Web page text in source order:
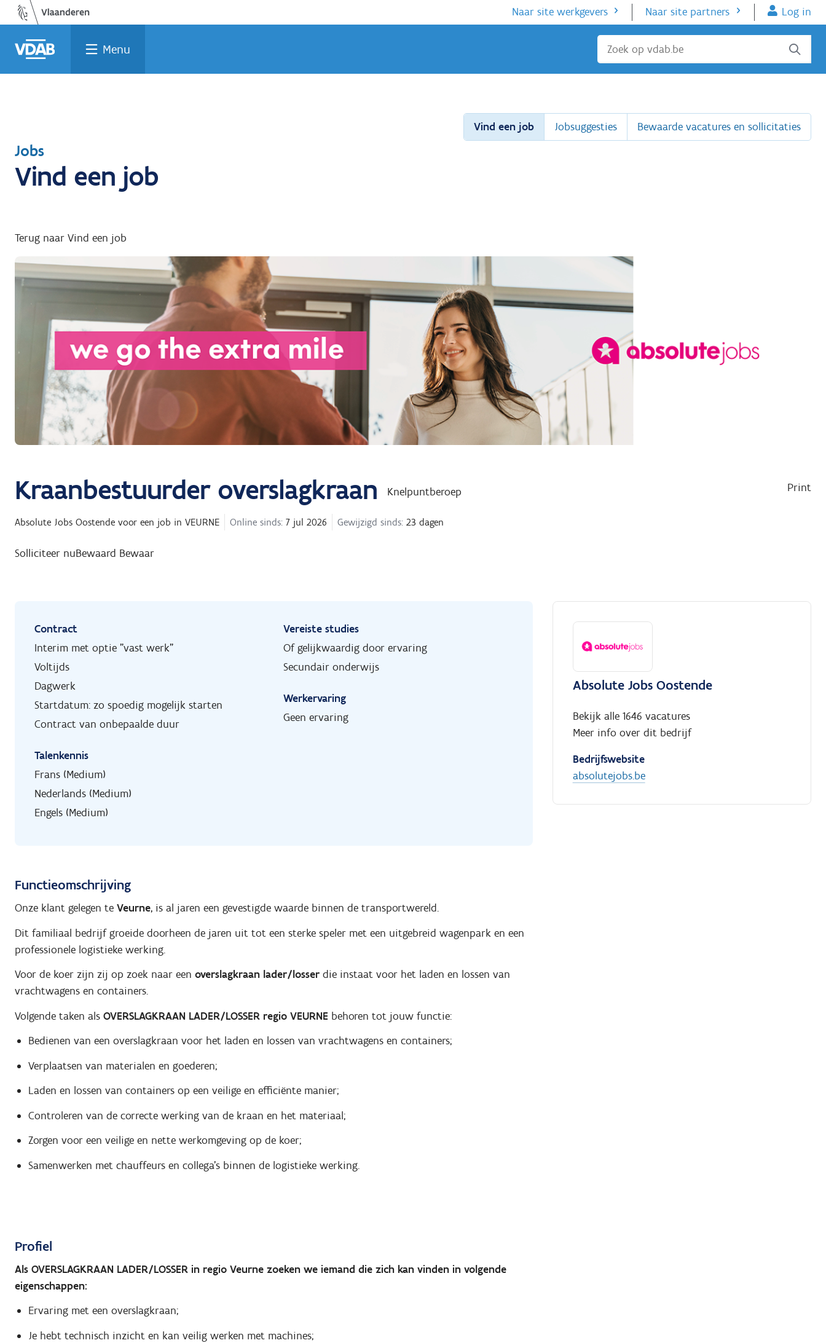
Ga
naar
de
inhoud
Vind
een
job
Vind
een
opleiding
Welke
job
past
bij
Terug
naar
home
Naar site werkgevers Naar site partners Log in
Menu Sluiten
Vind een job Jobsuggesties Bewaarde vacatures en sollicitaties
Terug
naar
Jobs
Vind een job
Terug naar Vind een job
Kraanbestuurder overslagkraan Knelpuntberoep Print
Absolute Jobs Oostende voor een job in VEURNE Online sinds: 7 jul 2026 Gewijzigd sinds: 23 dagen
Solliciteer nuBewaard Bewaar
Contract
Interim met optie "vast werk"
Voltijds
Dagwerk
Startdatum: zo spoedig mogelijk starten
Contract van onbepaalde duur
Talenkennis
Frans (Medium)
Nederlands (Medium)
Engels (Medium)
Vereiste studies
Of gelijkwaardig door ervaring
Secundair onderwijs
Werkervaring
Geen ervaring
Functieomschrijving
Onze klant gelegen te Veurne, is al jaren een gevestigde waarde binnen de transportwereld.
Dit familiaal bedrijf groeide doorheen de jaren uit tot een sterke speler met een uitgebreid wagenpark en een
professionele logistieke werking.
Voor de koer zijn zij op zoek naar een overslagkraan lader/losser die instaat voor het laden en lossen van
vrachtwagens en containers.
Volgende taken als OVERSLAGKRAAN LADER/LOSSER regio VEURNE behoren tot jouw functie:
Bedienen van een overslagkraan voor het laden en lossen van vrachtwagens en containers;
Verplaatsen van materialen en goederen;
Laden en lossen van containers op een veilige en efficiënte manier;
Controleren van de correcte werking van de kraan en het materiaal;
Zorgen voor een veilige en nette werkomgeving op de koer;
Samenwerken met chauffeurs en collega’s binnen de logistieke werking.
Profiel
Als OVERSLAGKRAAN LADER/LOSSER in regio Veurne zoeken we iemand die zich kan vinden in volgende
eigenschappen:
Ervaring met een overslagkraan;
Je hebt technisch inzicht en kan veilig werken met machines;
Absolute Jobs Oostende
Bekijk alle 1646 vacatures
Meer info over dit bedrijf
Bedrijfswebsite
absolutejobs.be